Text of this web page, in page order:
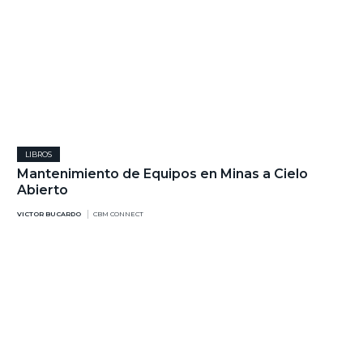
LIBROS
Mantenimiento de Equipos en Minas a Cielo
Abierto
VICTOR BUCARDO CBM CONNECT